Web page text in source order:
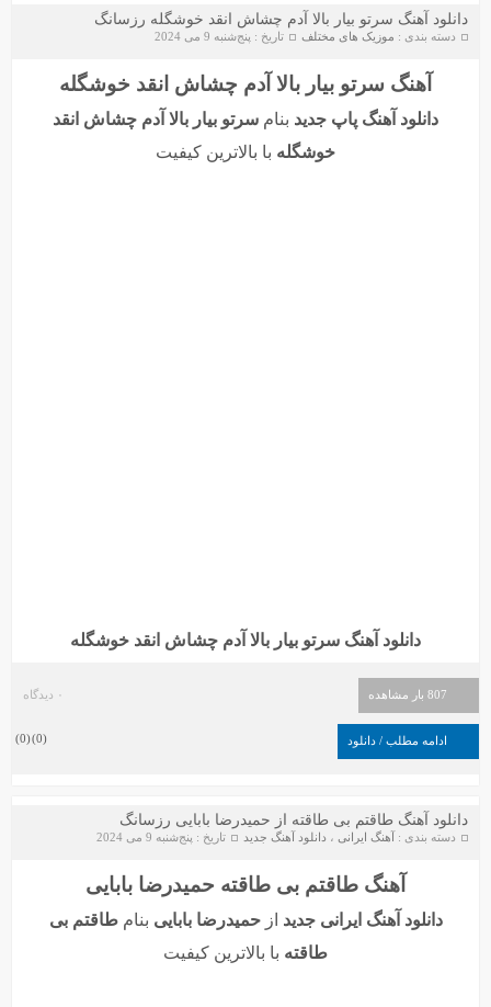
دانلود آهنگ سرتو بیار بالا آدم چشاش انقد خوشگله رزسانگ
دسته بندی : موزیک های مختلف تاریخ : پنج‌شنبه 9 می 2024
آهنگ سرتو بیار بالا آدم چشاش انقد خوشگله
دانلود آهنگ پاپ جدید بنام سرتو بیار بالا آدم چشاش انقد
خوشگله با بالاترین کیفیت
دانلود آهنگ سرتو بیار بالا آدم چشاش انقد خوشگله
807 بار مشاهده ۰ دیدگاه
ادامه مطلب / دانلود (
0
)
(
0
)
دانلود آهنگ طاقتم بی طاقته از حمیدرضا بابایی رزسانگ
دسته بندی :آهنگ ایرانی ، دانلود آهنگ جدید تاریخ : پنج‌شنبه 9 می 2024
آهنگ طاقتم بی طاقته حمیدرضا بابایی
دانلود آهنگ ایرانی جدید ازحمیدرضا بابایی بنام طاقتم بی
طاقته با بالاترین کیفیت